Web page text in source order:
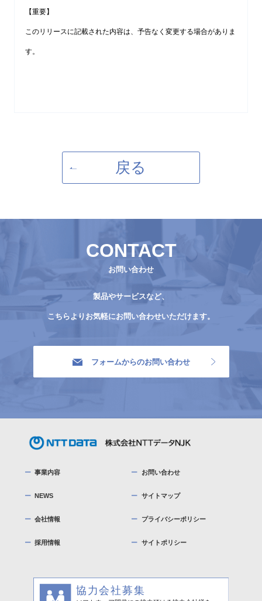
【重要】
このリリースに記載された内容は、予告なく変更する場合がありま
す。
戻る
CONTACT
お問い合わせ
製品やサービスなど、
こちらよりお気軽にお問い合わせいただけます。
フォームからのお問い合わせ
事業内容
NEWS
会社情報
採用情報
お問い合わせ
サイトマップ
プライバシーポリシー
サイトポリシー